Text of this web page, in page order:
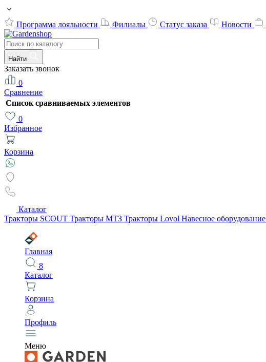
Программа лояльности Филиалы Статус заказа Новости
Найти
Заказать звонок
0
Сравнение
Список сравниваемых элементов
0
Избранное
Корзина
Каталог
Тракторы SCOUT Тракторы МТЗ Тракторы Lovol Навесное оборудование
Главная
8
Каталог
Корзина
Профиль
Меню